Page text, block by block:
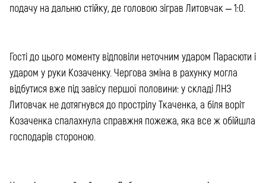
подачу на дальню стійку, де головою зіграв Литовчак – 1:0.
Гості до цього моменту відповіли неточним ударом Парасюти і
ударом у руки Козаченку. Чергова зміна в рахунку могла
відбутися вже під завісу першої половини: у складі ЛНЗ
Литовчак не дотягнувся до прострілу Ткаченка, а біля воріт
Козаченка спалахнула справжня пожежа, яка все ж обійшла
господарів стороною.